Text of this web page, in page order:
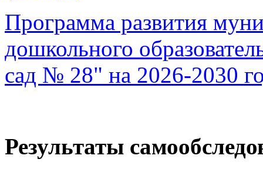
Программа развития
дошкольного
сад № 28" на 2026-2030
Результаты